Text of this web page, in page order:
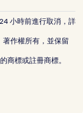
小時前進行取消，詳
作權所有，並保留
商標或註冊商標。